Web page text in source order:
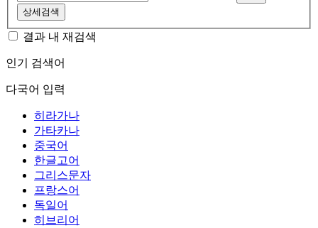
상세검색
결과 내 재검색
인기 검색어
다국어 입력
히라가나
가타카나
중국어
한글고어
그리스문자
프랑스어
독일어
히브리어